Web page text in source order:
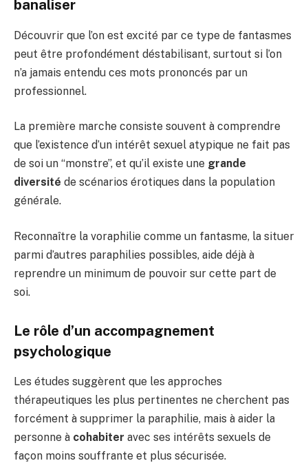
banaliser
Découvrir que l’on est excité par ce type de fantasmes
peut être profondément déstabilisant, surtout si l’on
n’a jamais entendu ces mots prononcés par un
professionnel.
La première marche consiste souvent à comprendre
que l’existence d’un intérêt sexuel atypique ne fait pas
de soi un “monstre”, et qu’il existe une grande
diversité de scénarios érotiques dans la population
générale.
Reconnaître la voraphilie comme un fantasme, la situer
parmi d’autres paraphilies possibles, aide déjà à
reprendre un minimum de pouvoir sur cette part de
soi.
Le rôle d’un accompagnement
psychologique
Les études suggèrent que les approches
thérapeutiques les plus pertinentes ne cherchent pas
forcément à supprimer la paraphilie, mais à aider la
personne à cohabiter avec ses intérêts sexuels de
façon moins souffrante et plus sécurisée.